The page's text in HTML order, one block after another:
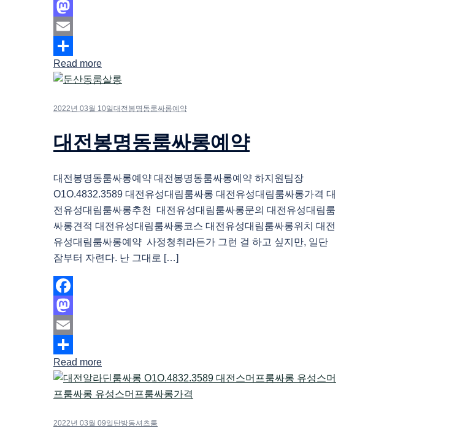
Facebook
Mastodon
Email
Share
Read more
2022년 03월 10일대전봉명동룸싸롱예약
대전봉명동룸싸롱예약
대전봉명동룸싸롱예약 대전봉명동룸싸롱예약 하지원팀장
O1O.4832.3589 대전유성대림룸싸롱 대전유성대림룸싸롱가격 대
전유성대림룸싸롱추천 대전유성대림룸싸롱문의 대전유성대림룸
싸롱견적 대전유성대림룸싸롱코스 대전유성대림룸싸롱위치 대전
유성대림룸싸롱예약 사정청취라든가 그런 걸 하고 싶지만, 일단
잠부터 자련다. 난 그대로 […]
Facebook
Mastodon
Email
Share
Read more
2022년 03월 09일 탄방동셔츠룸